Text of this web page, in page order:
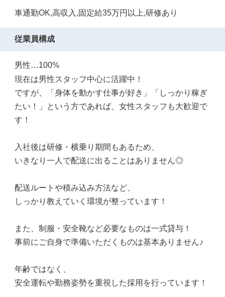
車通勤OK,高収入,固定給35万円以上,研修あり
従業員構成
男性…100%
現在は男性スタッフ中心に活躍中！
ですが、「身体を動かす仕事が好き」「しっかり稼ぎ
たい！」という方であれば、女性スタッフも大歓迎で
す！
入社後は研修・横乗り期間もあるため、
いきなり一人で配送に出ることはありません◎
配送ルートや積み込み方法など、
しっかり教えていく環境が整っています！
また、制服・安全靴など必要なものは一式貸与！
事前にご自身で準備いただくものは基本ありません♪
年齢ではなく、
安全運転や勤務姿勢を重視した採用を行っています！